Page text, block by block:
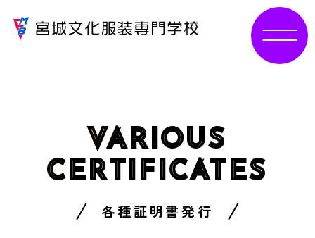
VARIOUS
C ERTIFICATES
各種証明書発行